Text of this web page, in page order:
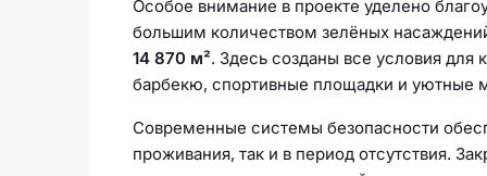
Особое внимание в проекте уделено
большим количеством зелёных
14 870 м². Здесь созданы все условия
барбекю, спортивные площадки и уютные
Современные системы безопасности
проживания, так и в период отсутствия.